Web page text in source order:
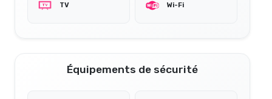
TV Wi-Fi
Équipements de sécurité